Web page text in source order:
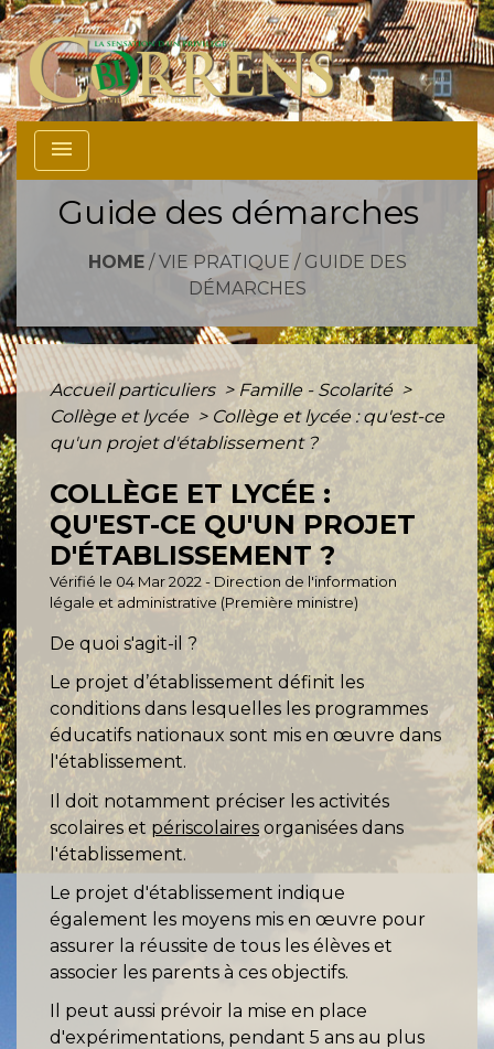
menu
Guide des démarches
HOME/ VIE PRATIQUE / GUIDE DES
DÉMARCHES
Accueil particuliers > Famille - Scolarité >
Collège et lycée > Collège et lycée : qu'est-ce
qu'un projet d'établissement ?
COLLÈGE ET LYCÉE :
QU'EST-CE QU'UN PROJET
D'ÉTABLISSEMENT ?
Vérifié le 04 Mar 2022 - Direction de l'information
légale et administrative (Première ministre)
De quoi s'agit-il ?
Le projet d’établissement définit les
conditions dans lesquelles les programmes
éducatifs nationaux sont mis en œuvre dans
l'établissement.
Il doit notamment préciser les activités
scolaires et périscolaires organisées dans
l'établissement.
Le projet d'établissement indique
également les moyens mis en œuvre pour
assurer la réussite de tous les élèves et
associer les parents à ces objectifs.
Il peut aussi prévoir la mise en place
d'expérimentations, pendant 5 ans au plus